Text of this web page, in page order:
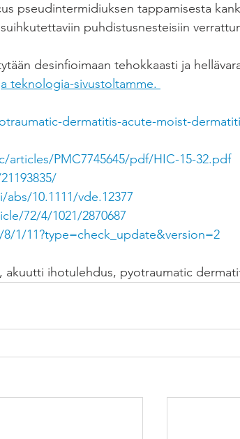
pseudintermidiuksen tappamisesta
puhdistusnesteisiin
desinfioimaan tehokkaasti ja
teknologia-sivustoltamme.
PMC7745645/pdf/HIC-15-32.pdf
10.1111/vde.12377
72/4/1021/2870687
8/1/11?type=check_update&version=2
ihotulehdus, pyotraumatic